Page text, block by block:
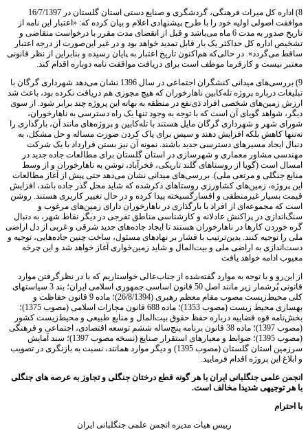
8) اداره کل میراث فرهنگی، گردشگری و صنایع دستی استان گلستان در 16/7/1397
موافقت اصولی اولیه خود را با طرح پیشنهادی اعلام و بیان کرده که: «اعتبار این نامه از
تاریخ صدور به مدت 6 ماه می‌باشد و قبل از انقضای مدت مقرر با درخواست متقاضی و
تشخیص اداره کل حداکثر یک بار قابل تمدید خواهد بود و در غیر این‌صورت از درجه اعتبار
ساقط می‌گردد». در حالی‌که هم‌اکنون تاریخ اعتبار به پایان رسیده و بنابراین از نظر قانونی
معتبر نیست و کارفرما موظف است برای دریافت موافقت نامه دوباره اقدام کند.
9) بررسی‌های میدانی کنشگران اجتماعی در سال 1396 نشان می‌دهد شهرداری گرگان با
تبلیغات درباره پروژه تله‌کابین ناهارخوران که هیچ مجوزی هم دریافت نکرده بود، باعث شد
ارزش زمین‌های شخصی افراد ذی‌نفع در منطقه به بهانه این پروژه چند برابر شود. از سوی
دیگر، شواهد گویای آن است که با توجه به وجود تنها یک راه دسترسی به ناهارخوران،
شورای شهر و شهرداری گرگان مایل هستند با تله‌کابین و پروژه‌های مانند آن، بارگذاری را
نه‌تنها کاهش بلکه افزایش دهند و سپس برای پاک کردن صورت مساله و حل مشکل، به
دنبال ایجاد مسیرهای دسترسی جدید باشند. نمونه آن نیز بستن قرارداد با یک شرکت
مهندسی مشاور معماری و شهرسازی در استان گلستان برای مطالعات جاده جدید در
امسال است (گویا از روستاهای گلند تاریکی، فخرآباد، توشن به ناهارخوران و از وسط
منابع جنگلی و مرتعی ملی). بررسی‌های میدانی نشان می‌دهد حتی پیش از آغاز مطالعات
این پروژه، زمین‌های کشاورزی روستاهای ذکر‌شده که شاید محل گذر جاده باشد، افزایش
قیمت بسیار غیرمنطقی و افسارگسیخته پیدا کرده و در حال تغییر کاربری هستند. روشن
است که مجموعه‌ای از افراد با بارگذاری در ناهارخوران دارای زمین‌های مرغوب و
سنگ‌اندازی در پراکنش عادلانه و کارشناسی مناطق تفرجی در دیگر نقاط شهر، به دنبال
گره خوردن کارها در ناهارخوران هستند تا ایجاد جاده‌های جدید شرقی و غربی از دل اراضی
ملی را توجیه کنند. بدین‌ترتیب با فشار بر نهادهای مسئول، ساخت چنین جاده‌هایی، توجیه و
دست‌اندازی به اراضی ملی و بیت‌المال و شاید زمین‌خواری آغاز خواهد شد و این چرخه
معیوب ادامه خواهد یافت
از این‌رو و با توجه به موارد گفته‌شده از جناب‌عالی خواستاریم که با در نظرگرفتن موارد
قانونی پُرشمار زیر مانند اصل 50 قانون اساسی جمهوری اسلامی ایران؛ بند 3 سياستهای
كلی محيط‌زيست مصوب مقام معظم رهبری (26/8/1394)؛ ماده 9 قانون حفاظت و
به‏سازی محیط زیست (مصوب 1353)؛ ماده 688 قانون مجازات اسلامی (مصوب 1375)؛
بخش‌نامه قوه قضاییه درباره حفظ حقوق بيت‌المال و منابع طبيعی و محيط‌زيست كشور
(مصوب 1397)؛ ماده 38 قانون برنامه پنج‌ساله ششم توسعه اقتصادی، اجتماعی و فرهنگی
(مصوب 1395)؛ ضوابط و معیارهای استقرار صنایع (نسخه مصوب 1397)؛ سند آمایش
سرزمین استان گلستان (مصوب 1395) و دیگر موارد همانند، نسبت به بازنگری در تصویب
و ابلاغ این پروژه اقدام فرمایید.
انجمن علمی جنگلبانی ایران با هر گونه قطع درختان جنگلی و تجاوز به عرصه های جنگلی
با هر توجیهی شدیدا مخالف است.
با احترام
رییس هیات مدیره انجمن علمی جنگلبانی ایران